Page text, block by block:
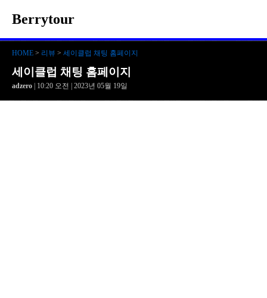
Berrytour
HOME > 리뷰 > 세이클럽 채팅 홈페이지
세이클럽 채팅 홈페이지
adzero | 10:20 오전 | 2023년 05월 19일